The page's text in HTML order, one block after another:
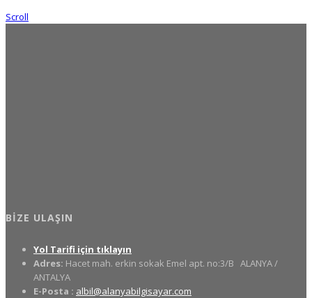
Scroll
BIZE ULAŞIN
Yol Tarifi için tıklayın
Adres: Hacet mah. erkin sokak Emel apt. no:3/B ALANYA /
ANTALYA
E-Posta : albil@alanyabilgisayar.com